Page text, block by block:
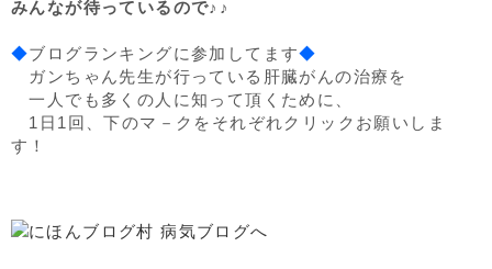
みんなが待っているので♪♪
◆ブログランキングに参加してます◆
ガンちゃん先生が行っている肝臓がんの治療を
一人でも多くの人に知って頂くために、
1日1回、下のマ－クをそれぞれクリックお願いしま
す！